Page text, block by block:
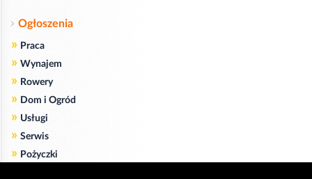
Ogłoszenia
» Praca
» Wynajem
» Rowery
» Dom i Ogród
» Usługi
» Serwis
» Pożyczki